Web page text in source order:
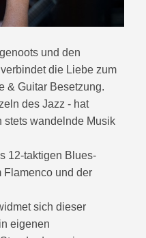
und den
die Liebe zum
& Guitar Besetzung.
des Jazz - hat
stets wandelnde Musik
12-taktigen Blues-
Flamenco und der
sich dieser
eigenen